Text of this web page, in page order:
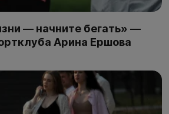
— начните бегать» —
Арина Ершова